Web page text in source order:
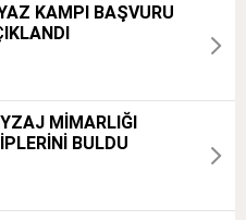
KAMPI BAŞVURU
MİMARLIĞI
BULDU